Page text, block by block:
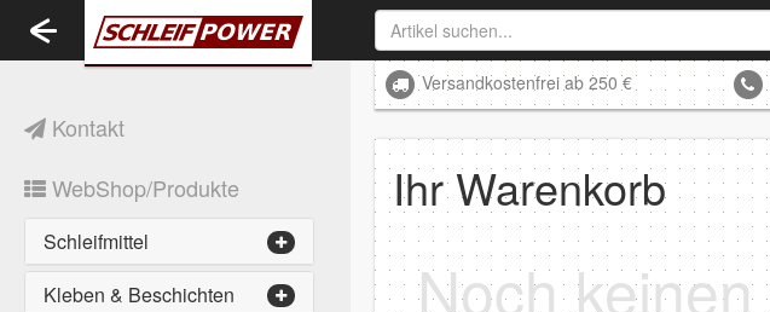
Kontakt
WebShop/Produkte
Schleifmittel
Kleben & Beschichten
Toggle
navigation
Versandkostenfrei ab 250 €
Ihr Warenkorb